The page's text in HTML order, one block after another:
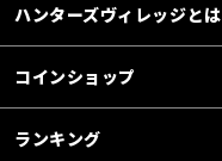
ハンターズヴィレッジとは
コインショップ
ランキング